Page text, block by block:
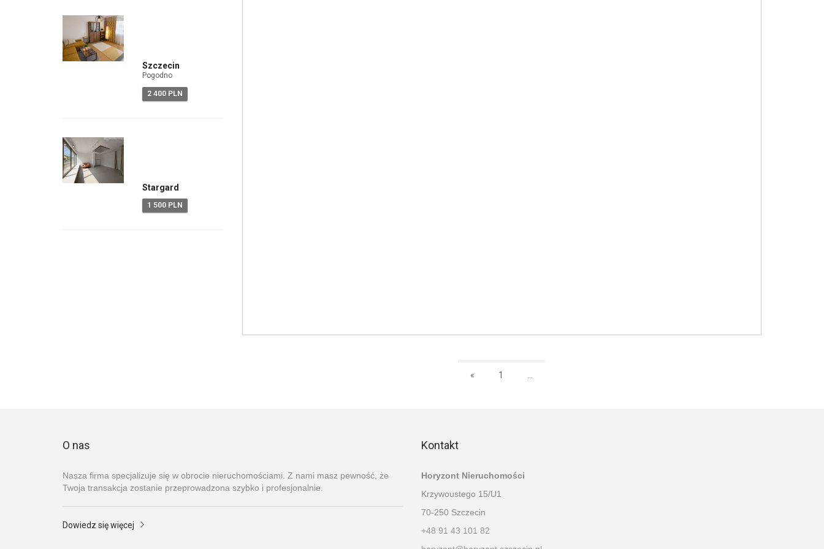
Szczecin
Pogodno
2 400 PLN
Stargard
1 500 PLN
« 1
O nas
Nasza firma specjalizuje się w obrocie nieruchomościami. Z nami masz pewność, że
Twoja transakcja zostanie przeprowadzona szybko i profesjonalnie.
Dowiedz się więcej
Kontakt
Horyzont Nieruchomości
Krzywoustego 15/U1
70-250 Szczecin
+48 91 43 101 82